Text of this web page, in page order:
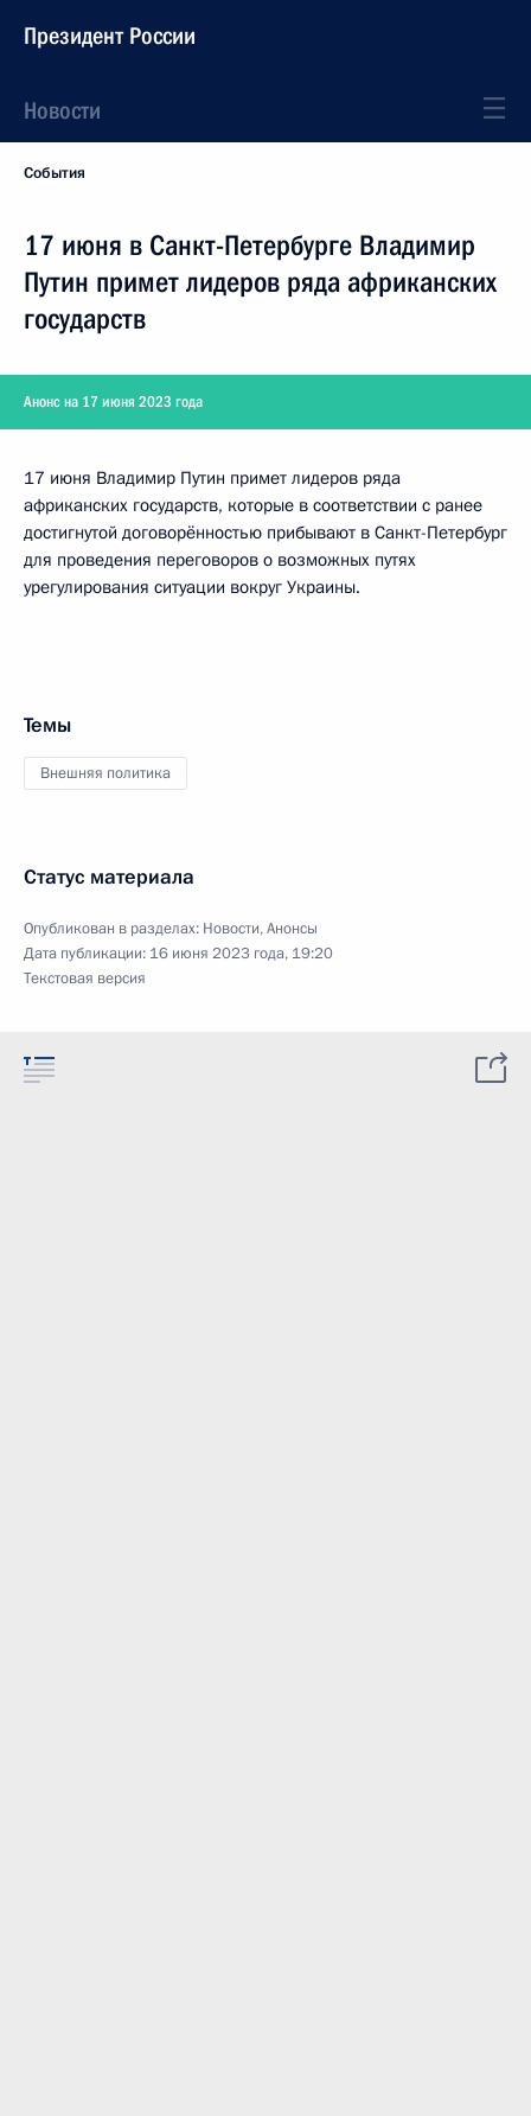
Президент России
Новости
События
17 июня в Санкт-Петербурге Владимир
Путин примет лидеров ряда африканских
государств
Анонс на 17 июня 2023 года
17 июня Владимир Путин примет лидеров ряда
африканских государств, которые в соответствии с ранее
достигнутой договорённостью прибывают в Санкт-Петербург
для проведения переговоров о возможных путях
урегулирования ситуации вокруг Украины.
Темы
Внешняя политика
Статус материала
Опубликован в разделах: Новости,Анонсы
Дата публикации: 16 июня 2023 года, 19:20
Текстовая версия